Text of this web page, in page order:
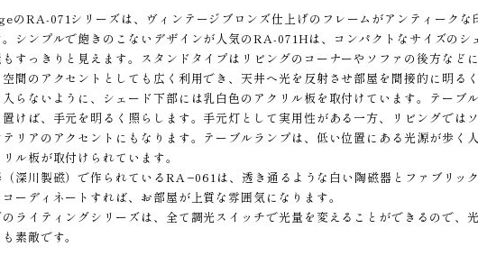
RA-071シリーズは、ヴィンテージブロンズ仕上げのフレームがアンティークな
シンプルで飽きのこないデザインが人気のRA-071Hは、コンパクトなサイズのシ
すっきりと見えます。スタンドタイプはリビングのコーナーやソファの後方など
間のアクセントとしても広く利用でき、天井へ光を反射させ部屋を間接的に明る
らないように、シェード下部には乳白色のアクリル板を取付けています。テーブ
けば、手元を明るく照らします。手元灯として実用性がある一方、リビングでは
リアのアクセントにもなります。テーブルランプは、低い位置にある光源が歩く
ル板が取付けられています。
深川製磁）で作られているRA−061は、透き通るような白い陶磁器とファブリッ
ーディネートすれば、お部屋が上質な雰囲気になります。
ライティングシリーズは、全て調光スイッチで光量を変えることができるので、
素敵です。